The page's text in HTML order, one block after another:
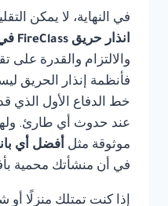
في النهاية، لا يمكن
انذار حريق FireClass في القاهرة
والالتزام والقدرة على
فأنظمة إنذار الحريق
خط الدفاع الأول الذي
عند حدوث أي طارئ.
موثوقة مثل أفضل أي
في أن منشأتك محمية
إذا كنت تمتلك منزلًا أو